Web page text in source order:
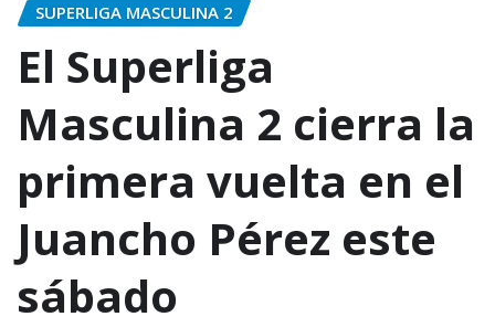
SUPERLIGA MASCULINA 2
El Superliga
Masculina 2 cierra la
primera vuelta en el
Juancho Pérez este
sábado